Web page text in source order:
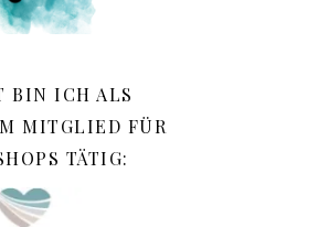
BIN ICH ALS
MITGLIED FÜR
TÄTIG: